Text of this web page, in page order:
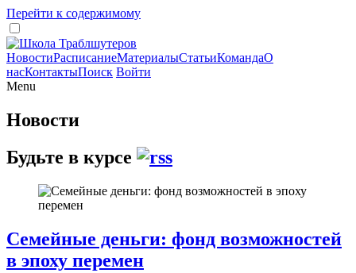
Перейти к содержимому
НовостиРасписаниеМатериалыСтатьиКомандаО
насКонтактыПоиск Войти
Menu
Новости
Будьте в курсе
Семейные деньги: фонд возможностей
в эпоху перемен